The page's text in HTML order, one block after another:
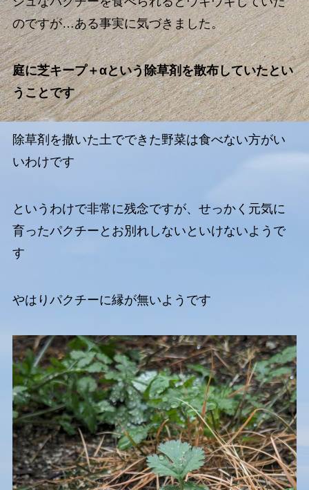
のですが…ある事実に気づきました。
庭に芝キープ＋αという除草剤を散布していたとい
うことです
除草剤を撒いた土でできた野菜は食べない方がい
いわけです
というわけで非常に残念ですが、せっかく元気に
育ったパクチーとお別れしないといけないようで
す
やはりパクチーに縁が無いようです